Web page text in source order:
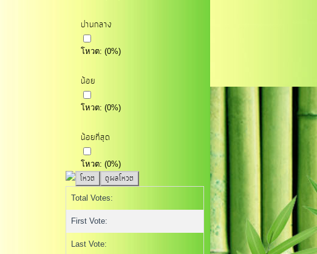
ปานกลาง
โหวต: (0%)
น้อย
โหวต: (0%)
น้อยที่สุด
โหวต: (0%)
Total Votes:
First Vote:
Last Vote: